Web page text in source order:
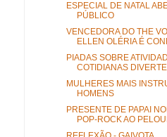
ESPECIAL DE NATAL
PÚBLICO
VENCEDORA DO THE
ELLEN OLÉRIA É
PIADAS SOBRE
COTIDIANAS
MULHERES MAIS
HOMENS
PRESENTE DE PAPAI
POP-ROCK AO